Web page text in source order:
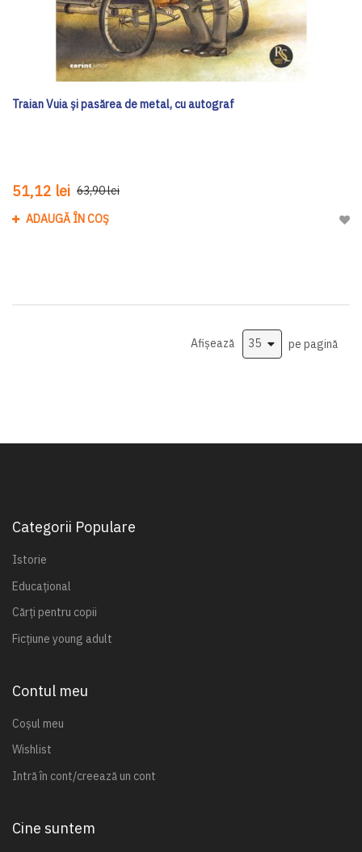
Traian Vuia și pasărea de metal, cu autograf
51,12 lei 63,90 lei
ADAUGĂ ÎN COȘ
Afișează pe pagină
Categorii Populare
Istorie
Educațional
Cărți pentru copii
Ficțiune young adult
Contul meu
Coșul meu
Wishlist
Intră în cont/creează un cont
Cine suntem